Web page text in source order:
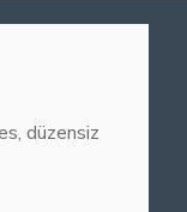
düzensiz